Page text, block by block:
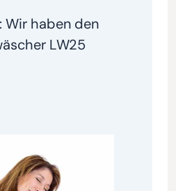
Wir haben den
LW25